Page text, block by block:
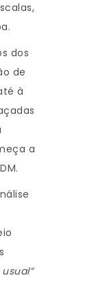
dos
de
à
a